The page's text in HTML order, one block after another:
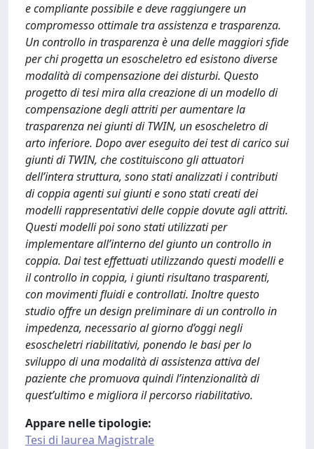
e compliante possibile e deve raggiungere un
compromesso ottimale tra assistenza e trasparenza.
Un controllo in trasparenza è una delle maggiori sfide
per chi progetta un esoscheletro ed esistono diverse
modalità di compensazione dei disturbi. Questo
progetto di tesi mira alla creazione di un modello di
compensazione degli attriti per aumentare la
trasparenza nei giunti di TWIN, un esoscheletro di
arto inferiore. Dopo aver eseguito dei test di carico sui
giunti di TWIN, che costituiscono gli attuatori
dell’intera struttura, sono stati analizzati i contributi
di coppia agenti sui giunti e sono stati creati dei
modelli rappresentativi delle coppie dovute agli attriti.
Questi modelli poi sono stati utilizzati per
implementare all’interno del giunto un controllo in
coppia. Dai test effettuati utilizzando questi modelli e
il controllo in coppia, i giunti risultano trasparenti,
con movimenti fluidi e controllati. Inoltre questo
studio offre un design preliminare di un controllo in
impedenza, necessario al giorno d’oggi negli
esoscheletri riabilitativi, ponendo le basi per lo
sviluppo di una modalità di assistenza attiva del
paziente che promuova quindi l’intenzionalità di
quest’ultimo e migliora il percorso riabilitativo.
Appare nelle tipologie:
Tesi di laurea Magistrale